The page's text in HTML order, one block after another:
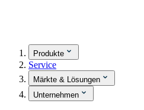
Produkte
Service
Märkte & Lösungen
Unternehmen